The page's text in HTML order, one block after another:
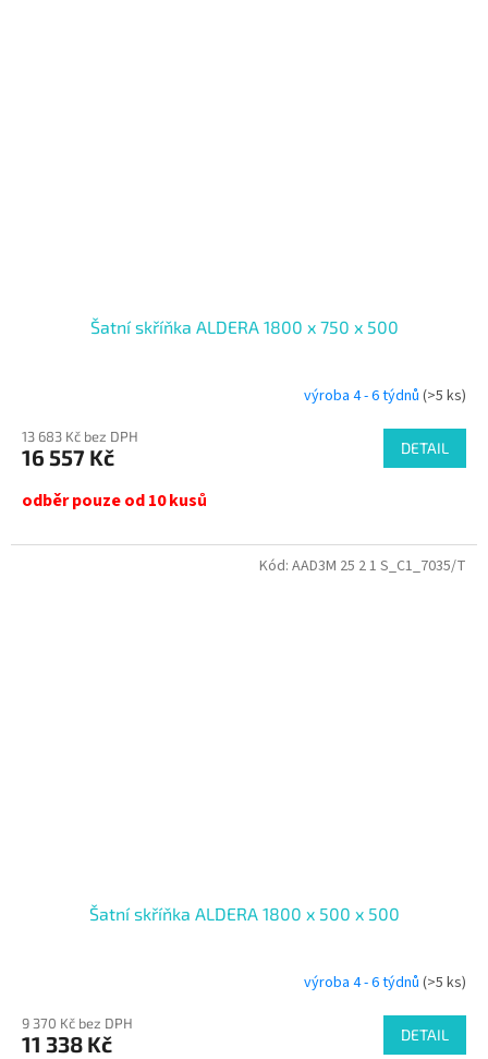
Šatní skříňka ALDERA 1800 x 750 x 500
výroba 4 - 6 týdnů (>5 ks)
13 683 Kč bez DPH
16 557 Kč DETAIL
odběr pouze od 10 kusů
Šatní skříňka ALDERA 1800 x 500 x 500
výroba 4 - 6 týdnů (>5 ks)
9 370 Kč bez DPH
11 338 Kč DETAIL
Kód: AAD3M 25 2 1 S_C1_7035/T